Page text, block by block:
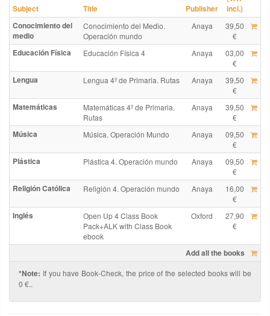
Subject Title Publisher
incl.)
Conocimiento del
medio
Conocimiento del Medio.
Operación mundo
Anaya
39,50
€
Educación Física Educación Física 4 Anaya
03,00
€
Lengua Lengua 4º de Primaria. Rutas Anaya
39,50
€
Matemáticas
Matemáticas 4º de Primaria.
Rutas
Anaya
39,50
€
Música Música. Operación Mundo Anaya
09,50
€
Plástica Plástica 4. Operación mundo Anaya
09,50
€
Religión Católica Religión 4. Operación mundo Anaya
16,00
€
Inglés
Open Up 4 Class Book
Pack+ALK with Class Book
ebook
Oxford
27,90
€
Add all the books
*Note: If you have Book-Check, the price of the selected books will be
0 €..